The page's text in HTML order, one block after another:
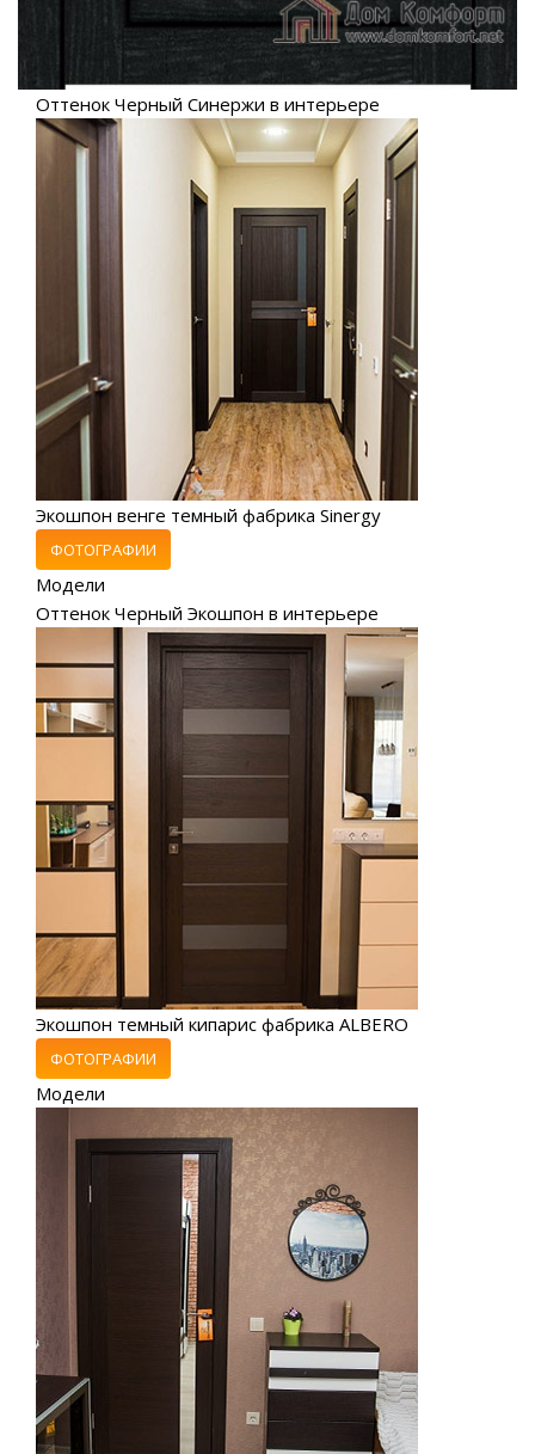
Оттенок Черный Синержи в интерьере
Экошпон венге темный фабрика Sinergy
ФОТОГРАФИИ
Модели
Оттенок Черный Экошпон в интерьере
Экошпон темный кипарис фабрика ALBERO
ФОТОГРАФИИ
Модели